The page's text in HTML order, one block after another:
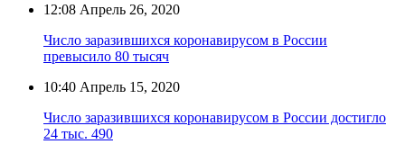
12:08 Апрель 26, 2020
Число заразившихся коронавирусом в России
превысило 80 тысяч
10:40 Апрель 15, 2020
Число заразившихся коронавирусом в России достигло
24 тыс. 490